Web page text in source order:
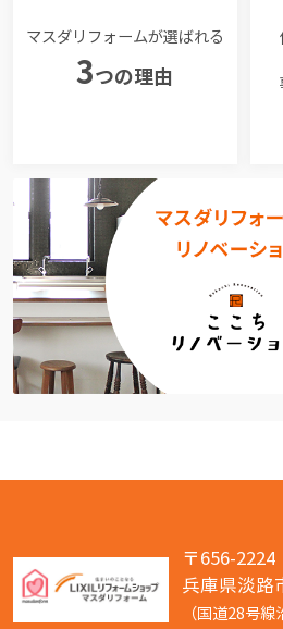
マスダリフォームが選ばれる
3つの理由
〒656-2224
兵庫県淡路
（国道28号